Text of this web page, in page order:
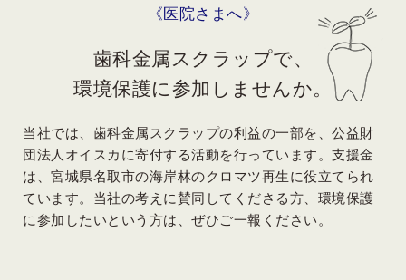
《医院さまへ》
歯科金属スクラップで、
環境保護に参加しませんか。
当社では、歯科金属スクラップの利益の一部を、公益財
団法人オイスカに寄付する活動を行っています。支援金
は、宮城県名取市の海岸林のクロマツ再生に役立てられ
ています。当社の考えに賛同してくださる方、環境保護
に参加したいという方は、ぜひご一報ください。